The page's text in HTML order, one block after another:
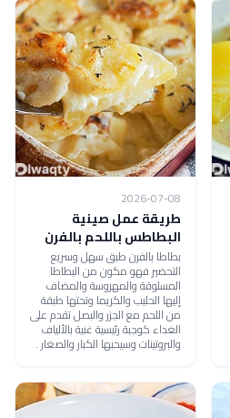
2026-07-08
طريقة عمل صينية
البطاطس باللحم بالفرن
بطاطا بالفرن طبق سهل وسريع
التحضير فهو مكون من البطاطا
المسلوقة والمهروسة والمضاف
إليها الحليب والكريما وتحتها طبقة
من اللحم مع الجزر والبصل تقدم على
الغداء كوجبة رئيسية غنية بالألياف
والبروتينات وسيحبها الكبار والصغار .